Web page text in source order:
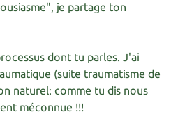
je partage ton
dont tu parles. J'ai
(suite traumatisme de
naturel: comme tu dis nous
méconnue !!!